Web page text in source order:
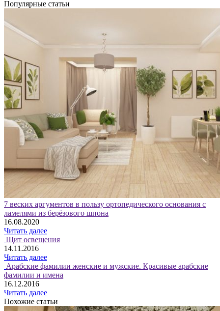
Популярные статьи
7 веских аргументов в пользу ортопедического основания с
ламелями из берёзового шпона
16.08.2020
Читать далее
Щит освещения
14.11.2016
Читать далее
Арабские фамилии женские и мужские. Красивые арабские
фамилии и имена
16.12.2016
Читать далее
Похожие статьи